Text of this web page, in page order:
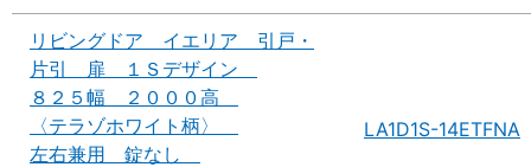
リビングドア イエリア 引戸・
片引 扉 １Ｓデザイン
８２５幅 ２０００高
〈テラゾホワイト柄〉
左右兼用 錠なし
LA1D1S-14ETFNA